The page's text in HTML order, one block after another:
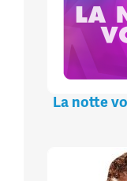
La notte